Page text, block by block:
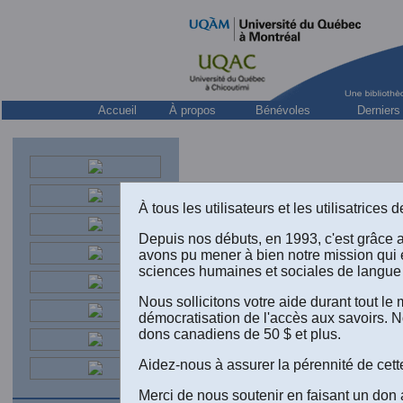
Accueil À propos Bénévoles
LIVRES
Marc-
Éditions
À tous les utilisateurs et les utilisatrices
Depuis nos débuts, en 1993, c'est
avons pu mener à bien notre mission
sciences humaines et sociales de
Nous sollicitons votre aide durant tout le
démocratisation de l'accès aux savoirs.
dons canadiens de 50 $ et plus.
Aidez-nous à assurer la pérennité de
Merci de nous soutenir en faisant un don